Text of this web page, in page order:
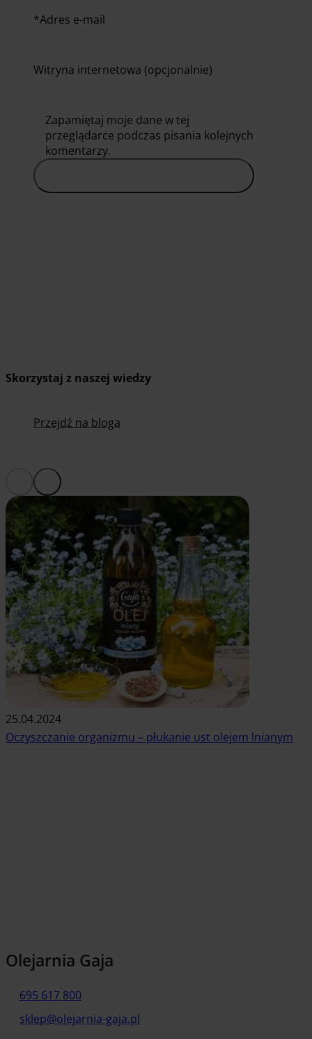
*Adres e-mail
Witryna internetowa (opcjonalnie)
Zapamiętaj moje dane w tej
przeglądarce podczas pisania kolejnych
komentarzy.
Skorzystaj z naszej wiedzy
Przejdź na bloga
25.04.2024
Oczyszczanie organizmu – płukanie ust olejem lnianym
Olejarnia Gaja
695 617 800
sklep@olejarnia-gaja.pl